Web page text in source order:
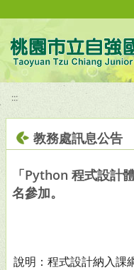
:::
教務處訊息公告
「Python 程式設計
名參加。
說明：程式設計納入課